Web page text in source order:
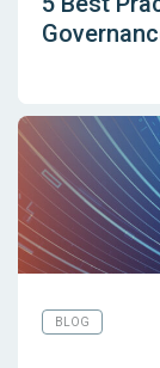
BLOG